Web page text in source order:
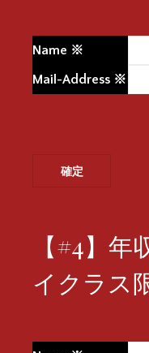
Name ※
Mail-Address ※
【#4】
イクラ